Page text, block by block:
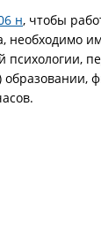
н, чтобы
необходимо
психологии,